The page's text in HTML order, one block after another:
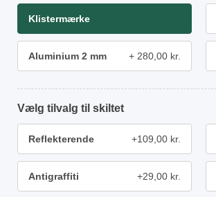
Klistermærke
Aluminium 2 mm 280,00 kr.
tilvalg
Reflekterende +109,00 kr.
Antigraffiti +29,00 kr.